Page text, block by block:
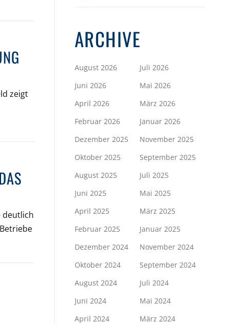
zeigt
deutlich
ARCHIVE
August 2026
Juli 2026
Juni 2026
Mai 2026
April 2026
März 2026
Februar 2026
Januar 2026
Dezember 2025
November 2025
Oktober 2025
September 2025
August 2025
Juli 2025
Juni 2025
Mai 2025
April 2025
März 2025
Februar 2025
Januar 2025
Dezember 2024
November 2024
Oktober 2024
September 2024
August 2024
Juli 2024
Juni 2024
Mai 2024
April 2024
März 2024